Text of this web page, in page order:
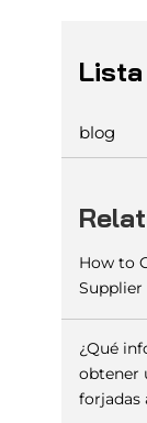
Lista
blog
How to
Supplier
¿Qué
obtener
forjadas